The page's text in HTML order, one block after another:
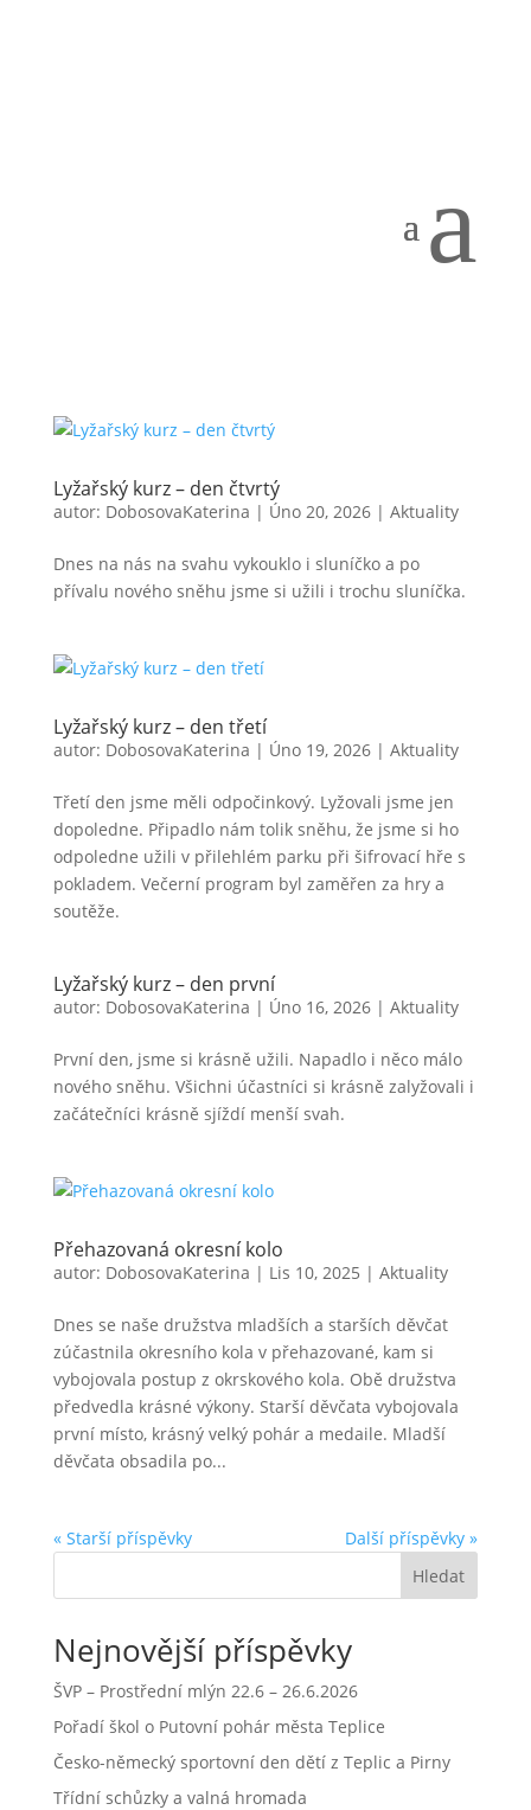
a
vybíjené. V napínavém finále naši chlapci vyhráli o
Lyžařský kurz – den čtvrtý
autor: DobosovaKaterina | Úno 20, 2026| Aktuality
Dnes na nás na svahu vykouklo i sluníčko a po
přívalu nového sněhu jsme si užili i trochu sluníčka.
Lyžařský kurz – den třetí
autor: DobosovaKaterina | Úno 19, 2026| Aktuality
Třetí den jsme měli odpočinkový. Lyžovali jsme jen
dopoledne. Připadlo nám tolik sněhu, že jsme si ho
odpoledne užili v přilehlém parku při šifrovací hře s
pokladem. Večerní program byl zaměřen za hry a
soutěže.
Lyžařský kurz – den první
autor: DobosovaKaterina | Úno 16, 2026| Aktuality
První den, jsme si krásně užili. Napadlo i něco málo
nového sněhu. Všichni účastníci si krásně zalyžovali i
začátečníci krásně sjíždí menší svah.
Přehazovaná okresní kolo
autor: DobosovaKaterina | Lis 10, 2025 | Aktuality
Dnes se naše družstva mladších a starších děvčat
zúčastnila okresního kola v přehazované, kam si
vybojovala postup z okrskového kola. Obě družstva
předvedla krásné výkony. Starší děvčata vybojovala
první místo, krásný velký pohár a medaile. Mladší
děvčata obsadila po...
« Starší příspěvky
Další příspěvky »
Hledat
Nejnovější příspěvky
ŠVP – Prostřední mlýn 22.6 – 26.6.2026
Pořadí škol o Putovní pohár města Teplice
Česko-německý sportovní den dětí z Teplic a Pirny
Třídní schůzky a valná hromada